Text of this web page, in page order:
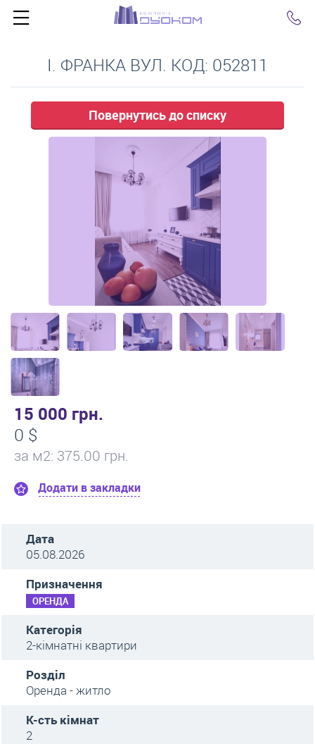
І. ФРАНКА ВУЛ. КОД: 052811
Повернутись до списку
15 000 грн.
0 $
за м2: 375.00 грн.
Додати в закладки
Дата
05.08.2026
Призначення
ОРЕНДА
Категорія
2-кімнатні квартири
Розділ
Оренда - житло
К-сть кімнат
2